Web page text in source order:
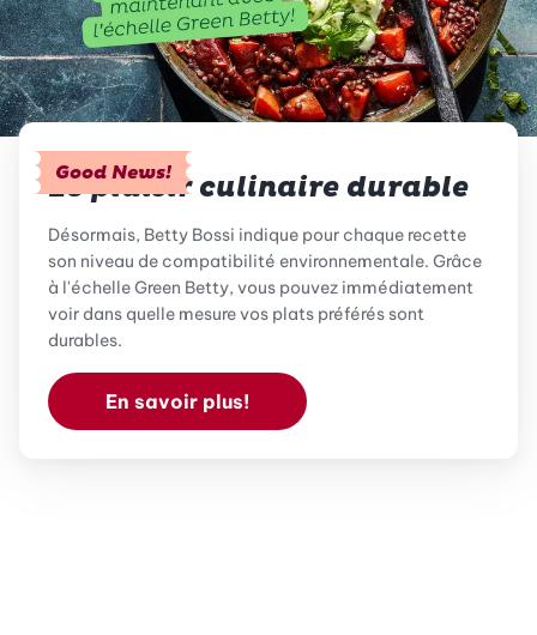
Good News!
Le plaisir culinaire durable
Désormais, Betty Bossi indique pour chaque recette
son niveau de compatibilité environnementale. Grâce
à l'échelle Green Betty, vous pouvez immédiatement
voir dans quelle mesure vos plats préférés sont
durables.
En savoir plus!